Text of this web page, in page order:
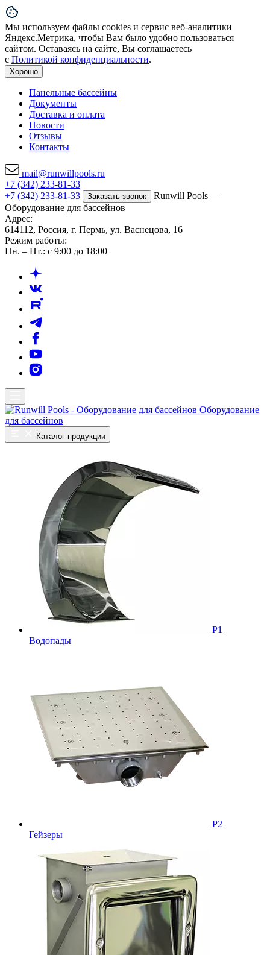
Мы используем файлы cookies и сервис веб-аналитики
Яндекс.Метрика, чтобы Вам было удобно пользоваться
сайтом. Оставаясь на сайте, Вы соглашаетесь
с Политикой конфиденциальности.
Хорошо
Панельные бассейны
Документы
Доставка и оплата
Новости
Отзывы
Контакты
mail@runwillpools.ru
+7 (342) 233-81-33
+7 (342) 233-81-33
Заказать звонок
Runwill Pools —
Оборудование для бассейнов
Адрес:
614112, Россия, г. Пермь, ул. Васнецова, 16
Режим работы:
Пн. – Пт.: с 9:00 до 18:00
Оборудование
для бассейнов
Каталог продукции
Р1
Водопады
Р2
Гейзеры